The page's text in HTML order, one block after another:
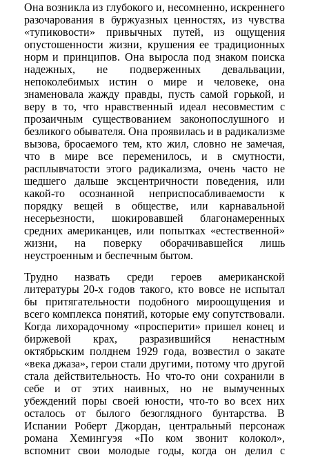
Она возникла из глубокого и, несомненно, искреннего
разочарования в буржуазных ценностях, из чувства
«тупиковости» привычных путей, из ощущения
опустошенности жизни, крушения ее традиционных
норм и принципов. Она выросла под знаком поиска
надежных, не подверженных девальвации,
непоколебимых истин о мире и человеке, она
знаменовала жажду правды, пусть самой горькой, и
веру в то, что нравственный идеал несовместим с
прозаичным существованием законопослушного и
безликого обывателя. Она проявилась и в радикализме
вызова, бросаемого тем, кто жил, словно не замечая,
что в мире все переменилось, и в смутности,
расплывчатости этого радикализма, очень часто не
шедшего дальше эксцентричности поведения, или
какой-то осознанной неприспосабливаемости к
порядку вещей в обществе, или карнавальной
несерьезности, шокировавшей благонамеренных
средних американцев, или попытках «естественной»
жизни, на поверку оборачивавшейся лишь
неустроенным и беспечным бытом.
Трудно назвать среди героев американской
литературы 20-х годов такого, кто вовсе не испытал
бы притягательности подобного мироощущения и
всего комплекса понятий, которые ему сопутствовали.
Когда лихорадочному «просперити» пришел конец и
биржевой крах, разразившийся ненастным
октябрьским полднем 1929 года, возвестил о закате
«века джаза», герои стали другими, потому что другой
стала действительность. Но что-то они сохранили в
себе и от этих наивных, но не вымученных
убеждений поры своей юности, что-то во всех них
осталось от былого безоглядного бунтарства. В
Испании Роберт Джордан, центральный персонаж
романа Хемингуэя «По ком звонит колокол»,
вспомнит свои молодые годы, когда он делил с